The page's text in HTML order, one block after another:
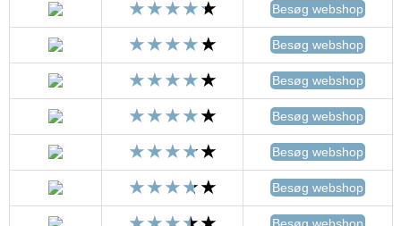
Besøg webshop
Besøg webshop
Besøg webshop
Besøg webshop
Besøg webshop
Besøg webshop